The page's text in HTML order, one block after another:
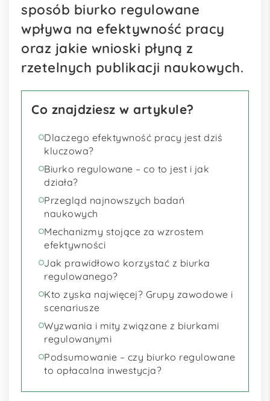
sposób biurko regulowane
wpływa na efektywność pracy
oraz jakie wnioski płyną z
rzetelnych publikacji naukowych.
Co znajdziesz w artykule?
Dlaczego efektywność pracy jest dziś
kluczowa?
Biurko regulowane – co to jest i jak
działa?
Przegląd najnowszych badań
naukowych
Mechanizmy stojące za wzrostem
efektywności
Jak prawidłowo korzystać z biurka
regulowanego?
Kto zyska najwięcej? Grupy zawodowe i
scenariusze
Wyzwania i mity związane z biurkami
regulowanymi
Podsumowanie – czy biurko regulowane
to opłacalna inwestycja?